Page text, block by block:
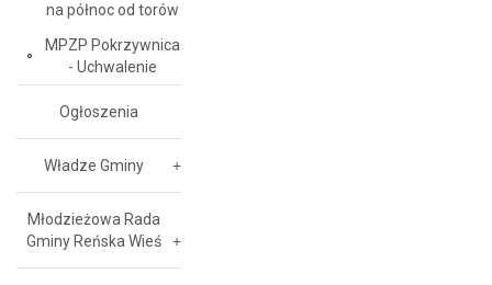
na północ od torów
MPZP Pokrzywnica
- Uchwalenie
Ogłoszenia
Władze Gminy
Młodzieżowa Rada
Gminy Reńska Wieś